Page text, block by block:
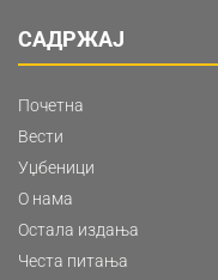
САДРЖАЈ
Почетна
Вести
Уџбеници
О нама
Остала издања
Честа питања